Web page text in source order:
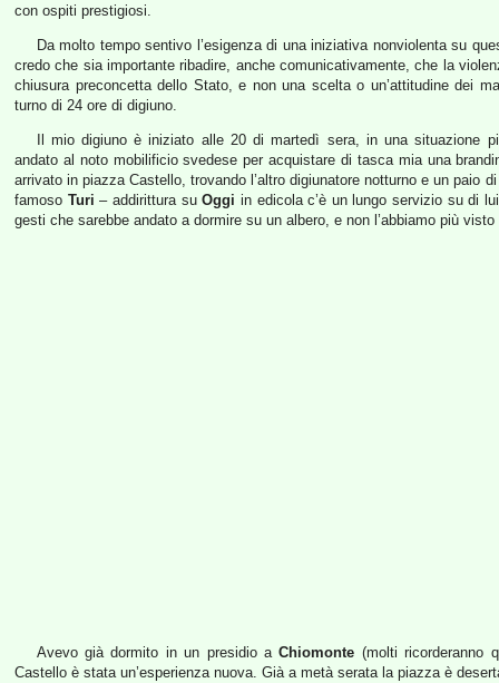
con ospiti prestigiosi.
Da molto tempo sentivo l’esigenza di una iniziativa nonviolenta su
credo che sia importante ribadire, anche comunicativamente, che la
chiusura preconcetta dello Stato, e non una scelta o un’attitudine dei
turno di 24 ore di digiuno.
Il mio digiuno è iniziato alle 20 di martedì sera, in una situazione
andato al noto mobilificio svedese per acquistare di tasca mia una
arrivato in piazza Castello, trovando l’altro digiunatore notturno e un paio
famoso Turi– addirittura suOggi in edicola c’è un lungo servizio su di
gesti che sarebbe andato a dormire su un albero, e non l’abbiamo più
Avevo già dormito in un presidio aChiomonte (molti ricorderanno
Castello è stata un’esperienza nuova. Già a metà serata la piazza è